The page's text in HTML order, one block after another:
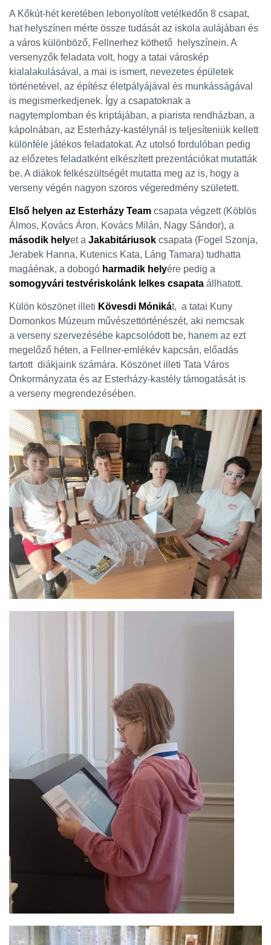
A Kőkút-hét keretében lebonyolított vetélkedőn 8 csapat,
hat helyszínen mérte össze tudását az iskola aulájában és
a város különböző, Fellnerhez köthető helyszínein. A
versenyzők feladata volt, hogy a tatai városkép
kialalakulásával, a mai is ismert, nevezetes épületek
történetével, az építész életpályájával és munkásságával
is megismerkedjenek. Így a csapatoknak a
nagytemplomban és kriptájában, a piarista rendházban, a
kápolnában, az Esterházy-kastélynál is teljesíteniük kellett
különféle játékos feladatokat. Az utolsó fordulóban pedig
az előzetes feladatként elkészített prezentációkat mutatták
be. A diákok felkészültségét mutatta meg az is, hogy a
verseny végén nagyon szoros végeredmény született.
Első helyen az Esterházy Team csapata végzett (Köblös
Álmos, Kovács Áron, Kovács Milán, Nagy Sándor), a
második helyet a Jakabitáriusok csapata (Fogel Szonja,
Jerabek Hanna, Kutenics Kata, Láng Tamara) tudhatta
magáénak, a dobogó harmadik helyére pedig a
somogyvári testvériskolánk lelkes csapata állhatott.
Külön köszönet illeti Kövesdi Mónikát, a tatai Kuny
Domonkos Múzeum művészettörténészét, aki nemcsak
a verseny szervezésébe kapcsolódott be, hanem az ezt
megelőző héten, a Fellner-emlékév kapcsán, előadás
tartott diákjaink számára. Köszönet illeti Tata Város
Önkormányzata és az Esterházy-kastély támogatását is
a verseny megrendezésében.